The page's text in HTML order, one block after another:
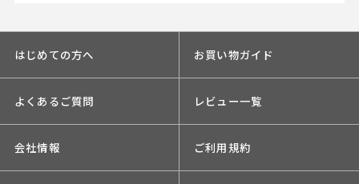
はじめての方へ お買い物ガイド
よくあるご質問 レビュー一覧
会社情報 ご利用規約